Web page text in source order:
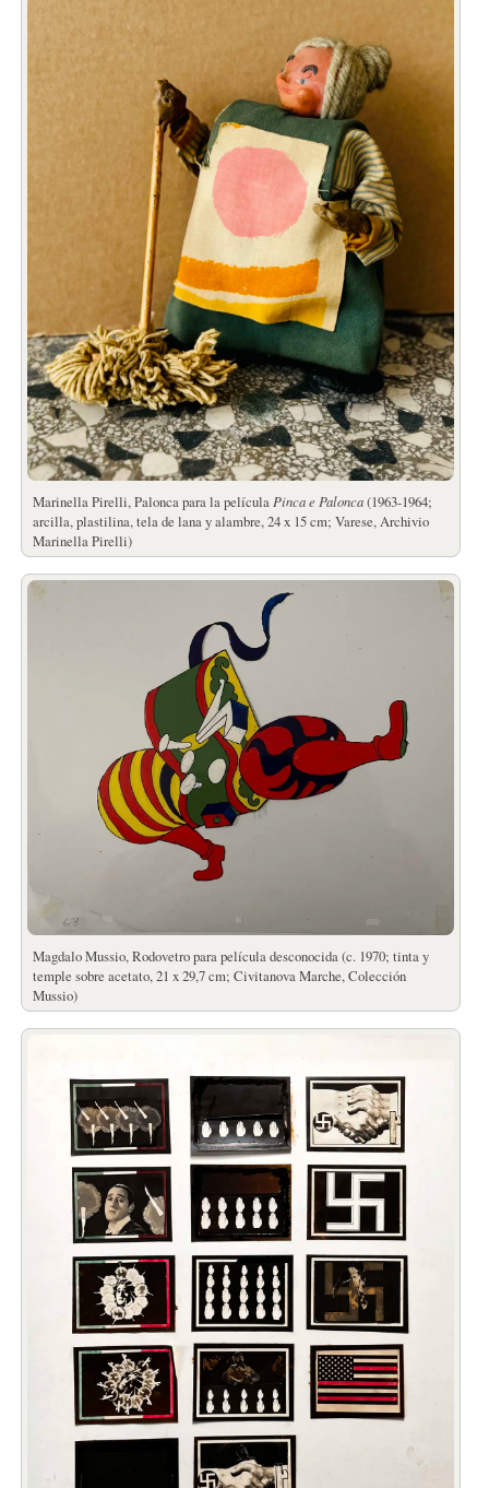
Marinella Pirelli, Palonca para la película Pinca e Palonca(1963-1964;
arcilla, plastilina, tela de lana y alambre, 24 x 15 cm; Varese, Archivio
Marinella Pirelli)
Magdalo Mussio, Rodovetro para película desconocida (c. 1970; tinta y
temple sobre acetato, 21 x 29,7 cm; Civitanova Marche, Colección
Mussio)